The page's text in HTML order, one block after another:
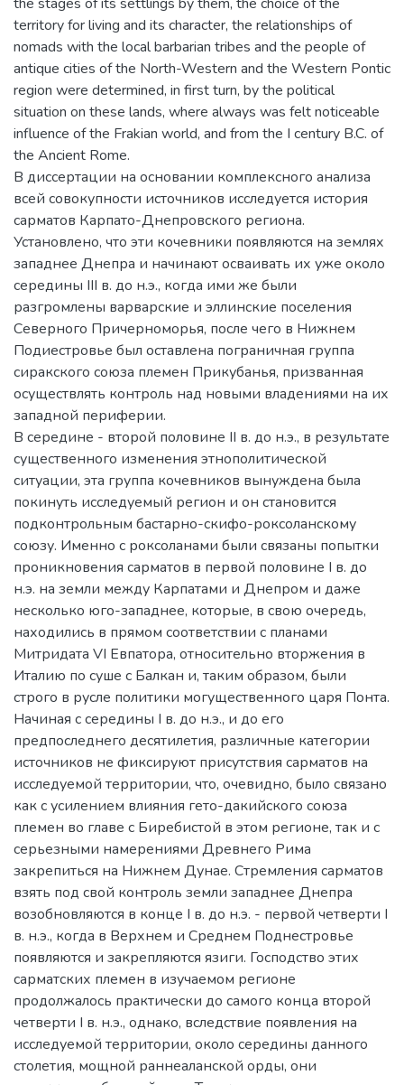
territory for living and its character, the relationships of
nomads with the local barbarian tribes and the people of
antique cities of the North-Western and the Western Pontic
region were determined, in first turn, by the political
situation on these lands, where always was felt noticeable
influence of the Frakian world, and from the I century B.C. of
the Ancient Rome.
В диссертации на основании комплексного анализа
всей совокупности источников исследуется история
сарматов Карпато-Днепровского региона.
Установлено, что эти кочевники появляются на землях
западнее Днепра и начинают осваивать их уже около
середины III в. до н.э., когда ими же были
разгромлены варварские и эллинские поселения
Северного Причерноморья, после чего в Нижнем
Подиестровье был оставлена пограничная группа
сиракского союза племен Прикубанья, призванная
осуществлять контроль над новыми владениями на их
западной периферии.
В середине - второй половине II в. до н.э., в результате
существенного изменения этнополитической
ситуации, эта группа кочевников вынуждена была
покинуть исследуемый регион и он становится
подконтрольным бастарно-скифо-роксоланскому
союзу. Именно с роксоланами были связаны попытки
проникновения сарматов в первой половине I в. до
н.э. на земли между Карпатами и Днепром и даже
несколько юго-западнее, которые, в свою очередь,
находились в прямом соответствии с планами
Митридата VI Евпатора, относительно вторжения в
Италию по суше с Балкан и, таким образом, были
строго в русле политики могущественного царя Понта.
Начиная с середины I в. до н.э., и до его
предпоследнего десятилетия, различные категории
источников не фиксируют присутствия сарматов на
исследуемой территории, что, очевидно, было связано
как с усилением влияния гето-дакийского союза
племен во главе с Биребистой в этом регионе, так и с
серьезными намерениями Древнего Рима
закрепиться на Нижнем Дунае. Стремления сарматов
взять под свой контроль земли западнее Днепра
возобновляются в конце I в. до н.э. - первой четверти I
в. н.э., когда в Верхнем и Среднем Поднестровье
появляются и закрепляются язиги. Господство этих
сарматских племен в изучаемом регионе
продолжалось практически до самого конца второй
четверти I в. н.э., однако, вследствие появления на
исследуемой территории, около середины данного
столетия, мощной раннеаланской орды, они